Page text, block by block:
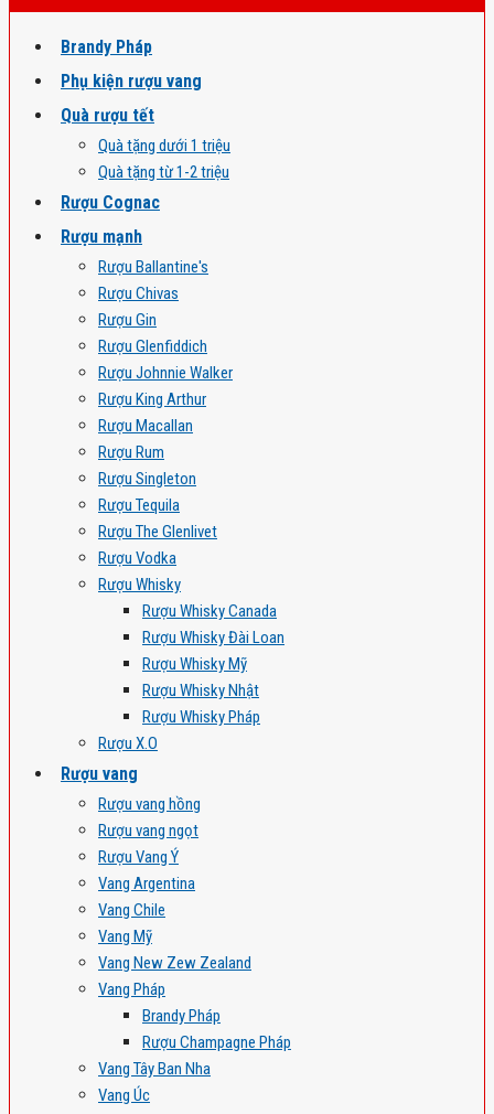
Brandy Pháp
Phụ kiện rượu vang
Quà rượu tết
Quà tặng dưới 1 triệu
Quà tặng từ 1-2 triệu
Rượu Cognac
Rượu mạnh
Rượu Ballantine's
Rượu Chivas
Rượu Gin
Rượu Glenfiddich
Rượu Johnnie Walker
Rượu King Arthur
Rượu Macallan
Rượu Rum
Rượu Singleton
Rượu Tequila
Rượu The Glenlivet
Rượu Vodka
Rượu Whisky
Rượu Whisky Canada
Rượu Whisky Đài Loan
Rượu Whisky Mỹ
Rượu Whisky Nhật
Rượu Whisky Pháp
Rượu X.O
Rượu vang
Rượu vang hồng
Rượu vang ngọt
Rượu Vang Ý
Vang Argentina
Vang Chile
Vang Mỹ
Vang New Zew Zealand
Vang Pháp
Brandy Pháp
Rượu Champagne Pháp
Vang Tây Ban Nha
Vang Úc